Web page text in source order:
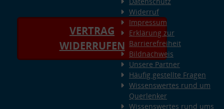
VERTRAG
WIDERRUFEN
Widerruf
Impressum
Erklärung zur
Barrierefreiheit
Bildnachweis
Unsere Partner
Häufig gestellte Fragen
Wissenswertes rund um
Querlenker
Wissenswertes rund ums